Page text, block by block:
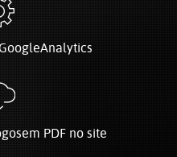
Analytics
em PDF no site